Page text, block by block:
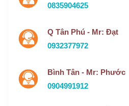
0835904625
Q Tân Phú - Mr: Đạt
0932377972
Bình Tân - Mr: Phước
0904991912